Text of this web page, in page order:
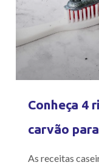
Conheça 4
carvão
As receitas